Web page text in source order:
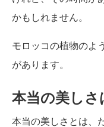
かもしれません。
モロッコの植物のよ
があります。
本当の美しさ
本当の美しさとは、